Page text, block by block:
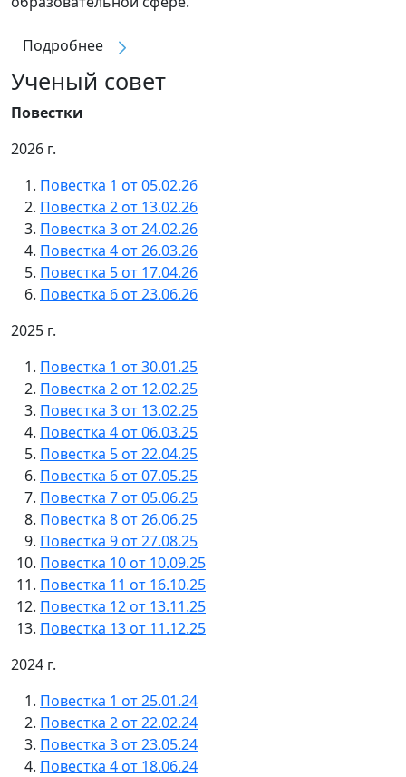
Подробнее
Ученый совет
Повестки
2026 г.
Повестка 1 от 05.02.26
Повестка 2 от 13.02.26
Повестка 3 от 24.02.26
Повестка 4 от 26.03.26
Повестка 5 от 17.04.26
Повестка 6 от 23.06.26
2025 г.
Повестка 1 от 30.01.25
Повестка 2 от 12.02.25
Повестка 3 от 13.02.25
Повестка 4 от 06.03.25
Повестка 5 от 22.04.25
Повестка 6 от 07.05.25
Повестка 7 от 05.06.25
Повестка 8 от 26.06.25
Повестка 9 от 27.08.25
Повестка 10 от 10.09.25
Повестка 11 от 16.10.25
Повестка 12 от 13.11.25
Повестка 13 от 11.12.25
2024 г.
Повестка 1 от 25.01.24
Повестка 2 от 22.02.24
Повестка 3 от 23.05.24
Повестка 4 от 18.06.24